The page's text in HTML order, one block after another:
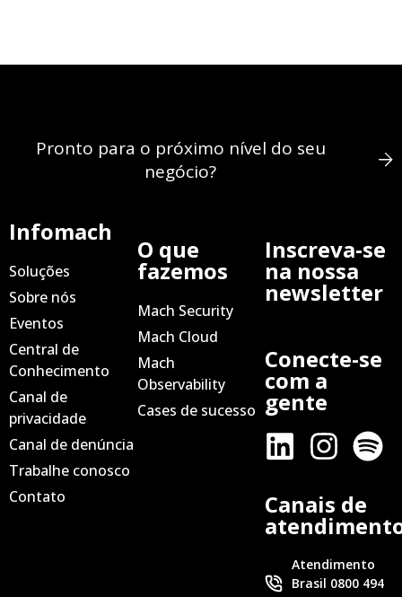
Pronto para o próximo nível do seu
negócio?
Infomach
Soluções
Sobre nós
Eventos
Central de
Conhecimento
Canal de
privacidade
Canal de denúncia
Trabalhe conosco
Contato
O que
fazemos
Mach Security
Mach Cloud
Mach
Observability
Cases de sucesso
Inscreva-se
na nossa
newsletter
Conecte-se
com a
gente
Canais de
Atendimento
Brasil 0800 494